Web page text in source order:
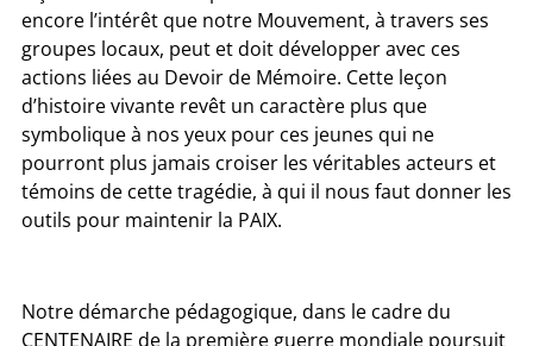
encore l’intérêt que notre Mouvement, à travers ses
groupes locaux, peut et doit développer avec ces
actions liées au Devoir de Mémoire. Cette leçon
d’histoire vivante revêt un caractère plus que
symbolique à nos yeux pour ces jeunes qui ne
pourront plus jamais croiser les véritables acteurs et
témoins de cette tragédie, à qui il nous faut donner les
outils pour maintenir la PAIX.
Notre démarche pédagogique, dans le cadre du
CENTENAIRE de la première guerre mondiale poursuit